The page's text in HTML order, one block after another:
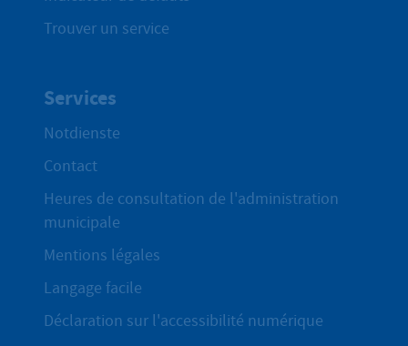
Trouver un service
Services
Notdienste
Contact
Heures de consultation de l'administration
municipale
Mentions légales
Langage facile
Déclaration sur l'accessibilité numérique